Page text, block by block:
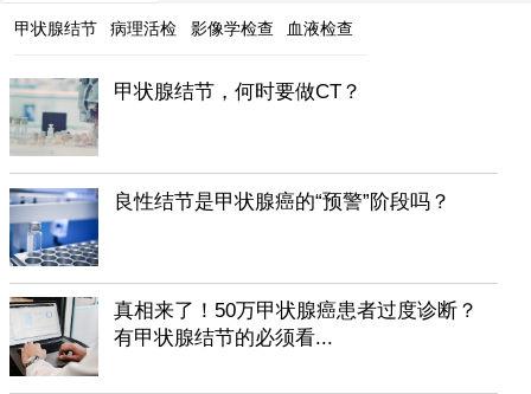
甲状腺结节 病理活检 影像学检查 血液检查
甲状腺结节，何时要做CT？
良性结节是甲状腺癌的“预警”阶段吗？
真相来了！50万甲状腺癌患者过度诊断？
有甲状腺结节的必须看...